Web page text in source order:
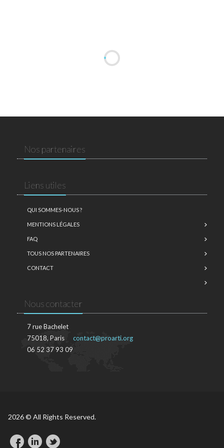
Nos partenaires
Liens utiles
QUI SOMMES-NOUS ?
MENTIONS LÉGALES
FAQ
TOUS NOS PARTENAIRES
CONTACT
Nous contacter
7 rue Bachelet
75018, Paris
06 52 37 93 09
contact@proarti.org
2026 © All Rights Reserved.